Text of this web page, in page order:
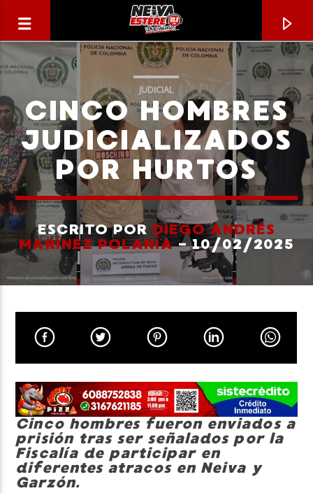
CANCIÓN ACTUAL
TÍTULO
Neiva Estereo
JUDICIAL
CINCO HOMBRES
JUDICIALIZADOS
POR HURTOS
ESCRITO POR DIEGO ANDRÉS
MARÍNEZ POLANÍA- 10/02/2025
Cinco hombres fueron enviados a
prisión tras ser señalados por la
Fiscalía de participar en
diferentes atracos en Neiva y
Garzón.